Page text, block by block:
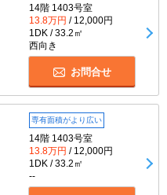
14階 1403号室
13.8万円 / 12,000円
1DK / 33.2㎡
西向き
お問合せ
専有面積がより広い
14階 1403号室
13.8万円 / 12,000円
1DK / 33.2㎡
--